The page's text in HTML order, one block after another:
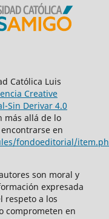
Católica Luis
Creative
Sin Derivar 4.0
más allá de lo
en
fondoeditorial/
son moral y
expresada
respeto a los
comprometen en